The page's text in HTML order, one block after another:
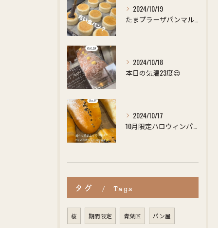
2024/10/19
2024/10/18
本日の気温23度😌
2024/10/17
タグ Tags
桜 期間限定 青葉区 パン屋